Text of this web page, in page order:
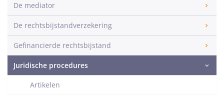
De mediator
De rechtsbijstandverzekering
Gefinancierde rechtsbijstand
Juridische procedures
Artikelen